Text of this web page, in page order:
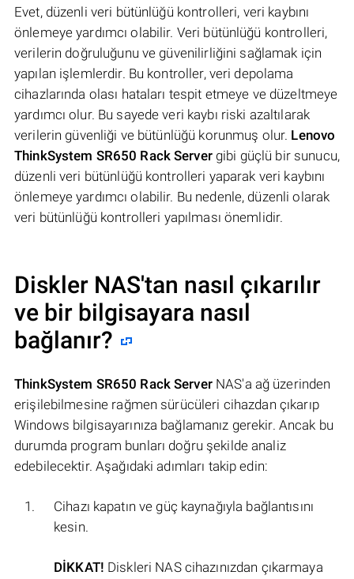
Evet, düzenli veri bütünlüğü kontrolleri, veri kaybını
önlemeye yardımcı olabilir. Veri bütünlüğü kontrolleri,
verilerin doğruluğunu ve güvenilirliğini sağlamak için
yapılan işlemlerdir. Bu kontroller, veri depolama
cihazlarında olası hataları tespit etmeye ve düzeltmeye
yardımcı olur. Bu sayede veri kaybı riski azaltılarak
verilerin güvenliği ve bütünlüğü korunmuş olur. Lenovo
ThinkSystem SR650 Rack Servergibi güçlü bir sunucu,
düzenli veri bütünlüğü kontrolleri yaparak veri kaybını
önlemeye yardımcı olabilir. Bu nedenle, düzenli olarak
veri bütünlüğü kontrolleri yapılması önemlidir.
Diskler NAS'tan nasıl çıkarılır
ve bir bilgisayara nasıl
bağlanır?
ThinkSystem SR650 Rack ServerNAS'a ağ üzerinden
erişilebilmesine rağmen sürücüleri cihazdan çıkarıp
Windows bilgisayarınıza bağlamanız gerekir. Ancak bu
durumda program bunları doğru şekilde analiz
edebilecektir. Aşağıdaki adımları takip edin:
Cihazı kapatın ve güç kaynağıyla bağlantısını
kesin.
DİKKAT! Diskleri NAS cihazınızdan çıkarmaya